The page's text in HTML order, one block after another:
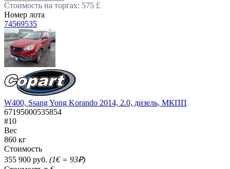
Стоимость на торгах: 575 £
Номер лота
74569535
W400, Ssang Yong Korando 2014, 2.0, дизель, МКПП
67195000535854
#10
Вес
860 кг
Стоимость
355 900 руб. (1€ = 93₽)